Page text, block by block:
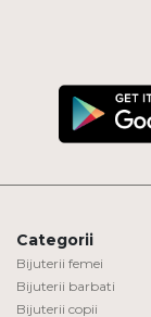
Categorii
Bijuterii femei
Bijuterii barbati
Bijuterii copii